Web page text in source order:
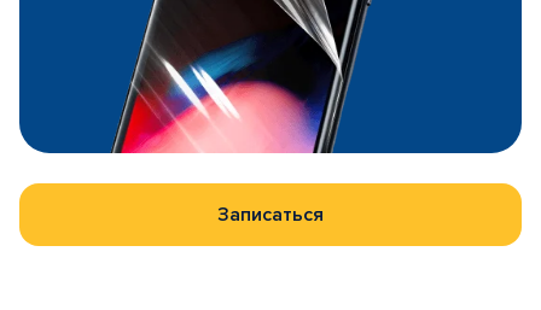
Записаться